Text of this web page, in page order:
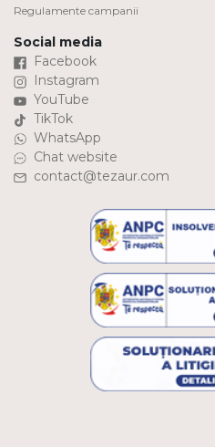
Regulamente campanii
Social media
Facebook
Instagram
YouTube
TikTok
WhatsApp
Chat website
contact@tezaur.com